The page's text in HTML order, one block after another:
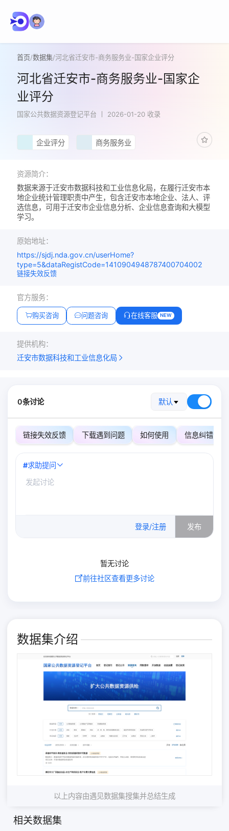
首页/数据集/河北省迁安市-商务服务业-国家企业评分
河北省迁安市-商务服务业-国家企
业评分
国家公共数据资源登记平台 2026-01-20 收录
企业评分 商务服务业
资源简介：
数据来源于迁安市数据科技和工业信息化局，在履行迁安市本
地企业统计管理职责中产生，包含迁安市本地企业、法人、评
选信息，可用于迁安市企业信息分析、企业信息查询和大模型
学习。
原始地址：
https://sjdj.nda.gov.cn/userHome?
type=5&dataRegistCode=1410904948787400704002
链接失效反馈
官方服务：
购买咨询 问题咨询 在线客服 NEW
提供机构：
迁安市数据科技和工业信息化局
0条讨论 默认
链接失效反馈 下载遇到问题 如何使用 信息纠错
#求助提问
登录/注册 发布
暂无讨论
前往社区查看更多讨论
数据集介绍
以上内容由遇见数据集搜集并总结生成
相关数据集